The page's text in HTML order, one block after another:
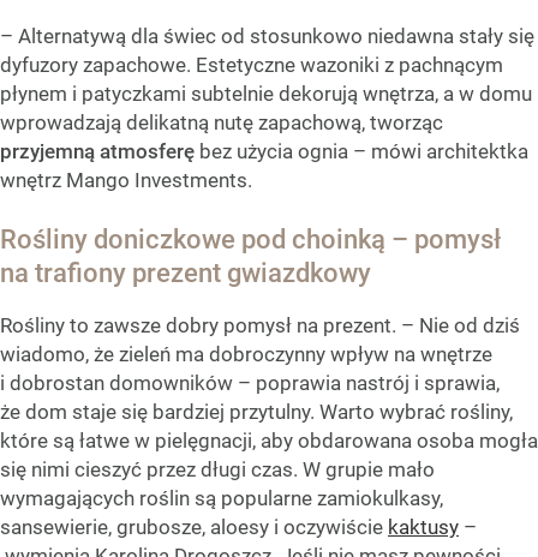
– Alternatywą dla świec od stosunkowo niedawna stały się
dyfuzory zapachowe. Estetyczne wazoniki z pachnącym
płynem i patyczkami subtelnie dekorują wnętrza, a w domu
wprowadzają delikatną nutę zapachową, tworząc
przyjemną atmosferę bez użycia ognia – mówi architektka
wnętrz Mango Investments.
Rośliny doniczkowe pod choinką – pomysł
na trafiony prezent gwiazdkowy
Rośliny to zawsze dobry pomysł na prezent. – Nie od dziś
wiadomo, że zieleń ma dobroczynny wpływ na wnętrze
i dobrostan domowników – poprawia nastrój i sprawia,
że dom staje się bardziej przytulny. Warto wybrać rośliny,
które są łatwe w pielęgnacji, aby obdarowana osoba mogła
się nimi cieszyć przez długi czas. W grupie mało
wymagających roślin są popularne zamiokulkasy,
sansewierie, grubosze, aloesy i oczywiście kaktusy –